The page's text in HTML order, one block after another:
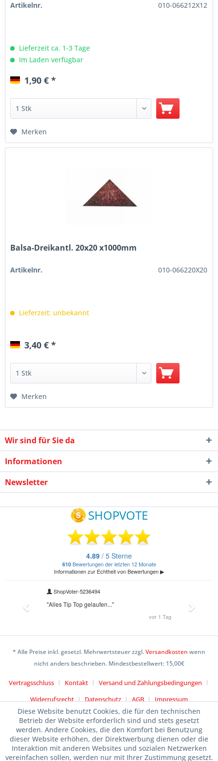
Artikelnr. 010-066212X12
Lieferzeit ca. 1-3 Tage
Im Laden verfügbar
1,90 € *
Merken
Balsa-Dreikantl. 20x20 x1000mm
Artikelnr. 010-066220X20
Lieferzeit: unbekannt
3,40 € *
Merken
Wir sind für Sie da
Informationen
Newsletter
* Alle Preise inkl. gesetzl. Mehrwertsteuer zzgl.Versandkosten wenn
nicht anders beschrieben. Mindestbestellwert: 15,00€
Vertragsschluss Kontakt
Versand und Zahlungsbedingungen
Widerrufsrecht
Datenschutz AGB Impressum
Diese Website benutzt Cookies, die für den technischen
Betrieb der Website erforderlich sind und stets gesetzt
werden. Andere Cookies, die den Komfort bei Benutzung
dieser Website erhöhen, der Direktwerbung dienen oder die
Interaktion mit anderen Websites und sozialen Netzwerken
vereinfachen sollen, werden nur mit Ihrer Zustimmung gesetzt.